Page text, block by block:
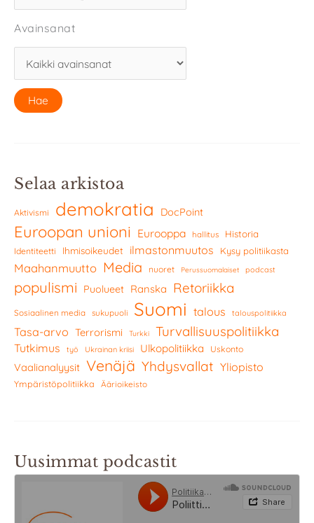
Avainsanat
Selaa arkistoa
Aktivismi demokratia DocPoint
Euroopan unioni Eurooppa hallitus Historia
Identiteetti Ihmisoikeudet ilmastonmuutos Kysy politiikasta
Maahanmuutto Media nuoret Perussuomalaiset podcast
populismi Puolueet Ranska Retoriikka
Sosiaalinen media sukupuoli Suomi talous talouspolitiikka
Tasa-arvo Terrorismi Turkki Turvallisuuspolitiikka
Tutkimus työ Ukrainan kriisi Ulkopolitiikka Uskonto
Vaalianalyysit Venäjä Yhdysvallat Yliopisto
Ympäristöpolitiikka Äärioikeisto
Uusimmat podcastit